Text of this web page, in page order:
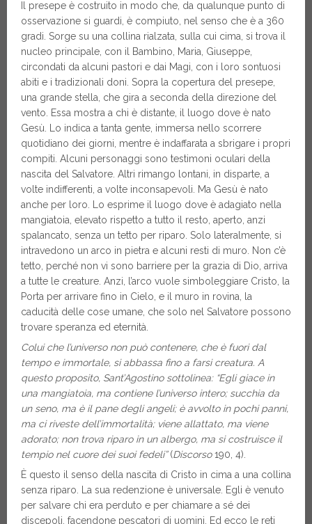
Il presepe è costruito in modo che, da qualunque punto di
osservazione si guardi, è compiuto, nel senso che è a 360
gradi. Sorge su una collina rialzata, sulla cui cima, si trova il
nucleo principale, con il Bambino, Maria, Giuseppe,
circondati da alcuni pastori e dai Magi, con i loro sontuosi
abiti e i tradizionali doni. Sopra la copertura del presepe,
una grande stella, che gira a seconda della direzione del
vento. Essa mostra a chi è distante, il luogo dove è nato
Gesù. Lo indica a tanta gente, immersa nello scorrere
quotidiano dei giorni, mentre è indaffarata a sbrigare i propri
compiti. Alcuni personaggi sono testimoni oculari della
nascita del Salvatore. Altri rimango lontani, in disparte, a
volte indifferenti, a volte inconsapevoli. Ma Gesù è nato
anche per loro. Lo esprime il luogo dove è adagiato nella
mangiatoia, elevato rispetto a tutto il resto, aperto, anzi
spalancato, senza un tetto per riparo. Solo lateralmente, si
intravedono un arco in pietra e alcuni resti di muro. Non c’è
tetto, perché non vi sono barriere per la grazia di Dio, arriva
a tutte le creature. Anzi, l’arco vuole simboleggiare Cristo, la
Porta per arrivare fino in Cielo, e il muro in rovina, la
caducità delle cose umane, che solo nel Salvatore possono
trovare speranza ed eternità.
Colui che l’universo non può contenere, che è fuori dal
tempo e immortale, si abbassa fino a farsi creatura. A
questo proposito, Sant’Agostino sottolinea: “Egli giace in
una mangiatoia, ma contiene l’universo intero; succhia da
un seno, ma è il pane degli angeli; è avvolto in pochi panni,
ma ci riveste dell’immortalità; viene allattato, ma viene
adorato; non trova riparo in un albergo, ma si costruisce il
tempio nel cuore dei suoi fedeli”(Discorso190, 4).
È questo il senso della nascita di Cristo in cima a una collina
senza riparo. La sua redenzione è universale. Egli è venuto
per salvare chi era perduto e per chiamare a sé dei
discepoli, facendone pescatori di uomini. Ed ecco le reti